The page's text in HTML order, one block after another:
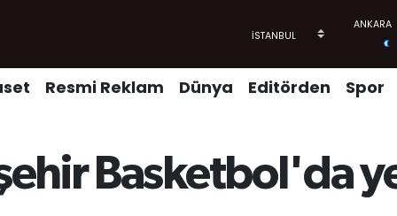
Resmi Reklam Dünya Editörden Spor
Basketbol'da